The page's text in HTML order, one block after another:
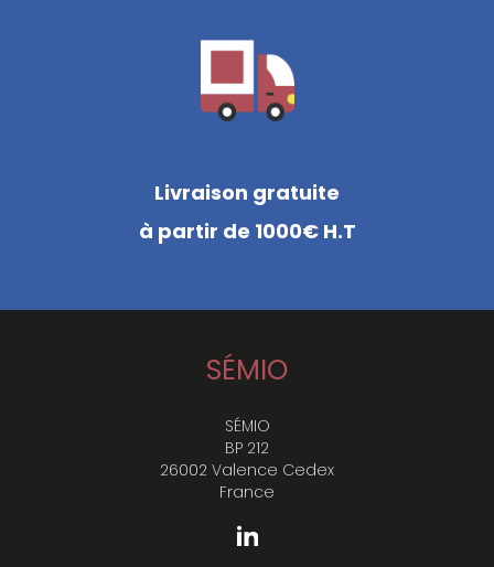
Livraison gratuite
à partir de 1000€ H.T
SÉMIO
SÉMIO
BP 212
26002 Valence Cedex
France